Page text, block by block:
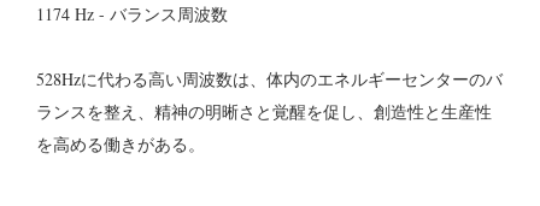
1174 Hz - バランス周波数
528Hzに代わる高い周波数は、体内のエネルギーセンターのバ
ランスを整え、精神の明晰さと覚醒を促し、創造性と生産性
を高める働きがある。